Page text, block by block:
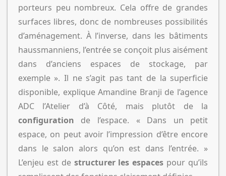
porteurs peu nombreux. Cela offre de grandes
surfaces libres, donc de nombreuses possibilités
d’aménagement. À l’inverse, dans les bâtiments
haussmanniens, l’entrée se conçoit plus aisément
dans d’anciens espaces de stockage, par
exemple ». Il ne s’agit pas tant de la superficie
disponible, explique Amandine Branji de l’agence
ADC l’Atelier d’à Côté, mais plutôt de la
configuration de l’espace. « Dans un petit
espace, on peut avoir l’impression d’être encore
dans le salon alors qu’on est dans l’entrée. »
L’enjeu est de structurer les espaces pour qu’ils